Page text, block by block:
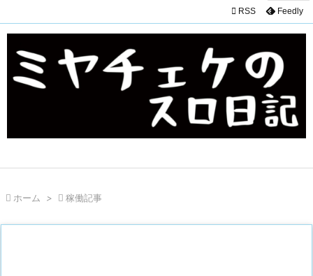
 RSS Feedly
 ホーム >  稼働記事